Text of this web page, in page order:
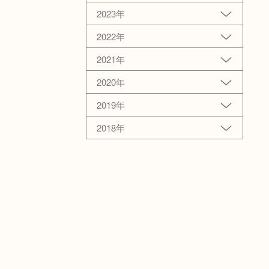
2023年
2022年
2021年
2020年
2019年
2018年